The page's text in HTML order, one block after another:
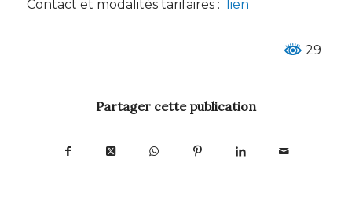
Contact et modalités tarifaires : lien
29
Partager cette publication